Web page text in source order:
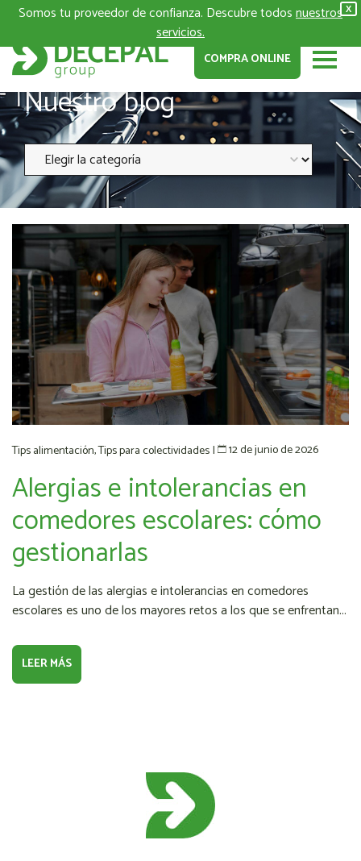
X
Somos tu proveedor de confianza. Descubre todosnuestros
servicios.
COMPRA ONLINE
Nuestro blog
Tips alimentación,Tips para colectividades| 12 de junio de 2026
Alergias e intolerancias en
comedores escolares: cómo
gestionarlas
La gestión de las alergias e intolerancias en comedores
escolares es uno de los mayores retos a los que se enfrentan...
LEER MÁS